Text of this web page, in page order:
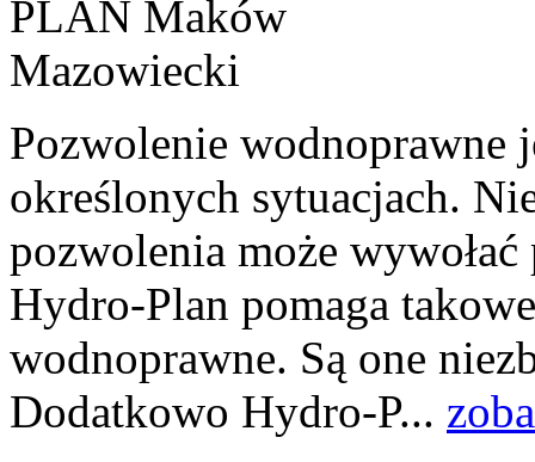
Pozwolenie wodnoprawne
określonych sytuacjach.
pozwolenia może
Hydro-Plan pomaga
wodnoprawne. Są one
Dodatkowo Hydro-P...